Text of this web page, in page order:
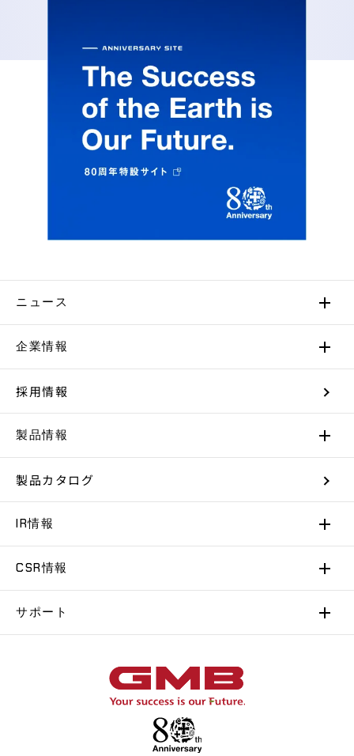
ニュース
企業情報
採用情報
製品情報
製品カタログ
IR情報
CSR情報
サポート